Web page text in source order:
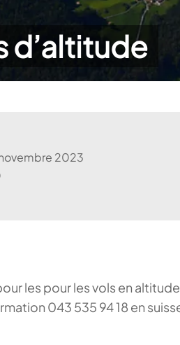
d’altitude
2023
les pour les vols en
043 535 94 18 en